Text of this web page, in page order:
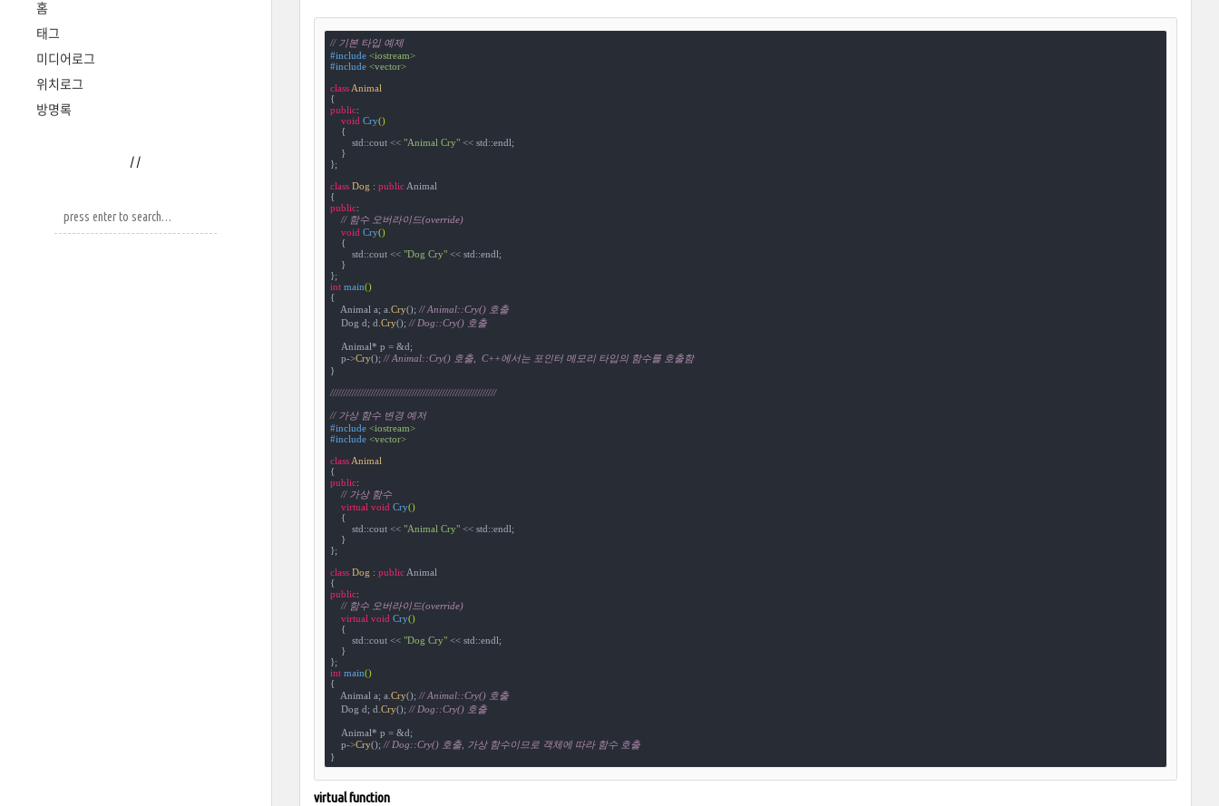
홈
태그
미디어로그
위치로그
방명록
/ /
// 기본 타입 예제
#include <iostream>
#include <vector>
class Animal
{
public:
void Cry()
{
        std::cout <<
"Animal Cry" << std::endl;
    }
};
class Dog : public Animal
public:
// 함수 오버라이드(override)
void Cry()
{
        std::cout <<
"Dog Cry" << std::endl;
    }
int main()
{
    Animal a; a.
Cry(); // Animal::Cry() 호출
    Dog d; d.
Cry(); // Dog::Cry() 호출
    Animal* p = &d;
    p->
Cry(); // Animal::Cry() 호출,  C++에서는 포인터 메모리 타입의 함수를 호출함
}
/////////////////////////////////////////////////////////////
// 가상 함수 변경 예저
#include <iostream>
#include <vector>
class Animal
{
public:
// 가상 함수
virtual void Cry()
{
        std::cout <<
"Animal Cry" << std::endl;
    }
};
class Dog : public Animal
public:
// 함수 오버라이드(override)
virtual void Cry()
{
        std::cout <<
"Dog Cry" << std::endl;
    }
int main()
{
    Animal a; a.
Cry(); // Animal::Cry() 호출
    Dog d; d.
Cry(); // Dog::Cry() 호출
    Animal* p = &d;
    p->
Cry(); // Dog::Cry() 호출, 가상 함수이므로 객체에 따라 함수 호출
}
virtual function